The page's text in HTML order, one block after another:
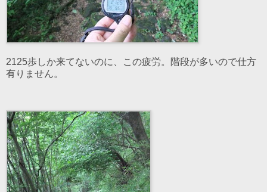
2125歩しか来てないのに、この疲労。階段が多いので仕方
有りません。